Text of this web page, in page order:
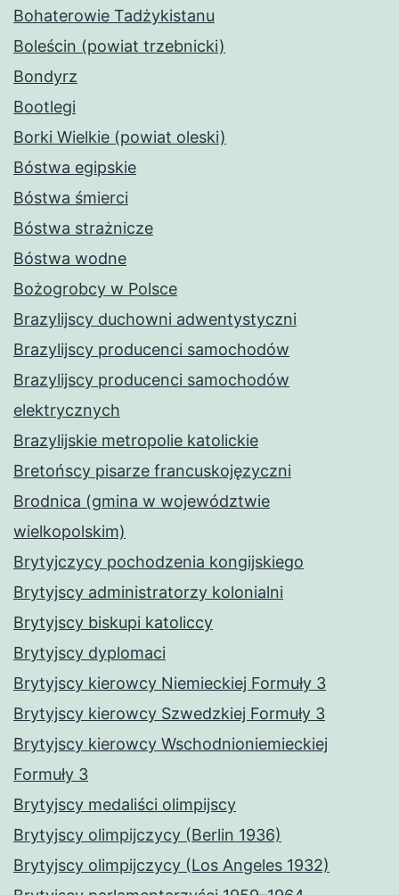
Bohaterowie Tadżykistanu
Boleścin (powiat trzebnicki)
Bondyrz
Bootlegi
Borki Wielkie (powiat oleski)
Bóstwa egipskie
Bóstwa śmierci
Bóstwa strażnicze
Bóstwa wodne
Bożogrobcy w Polsce
Brazylijscy duchowni adwentystyczni
Brazylijscy producenci samochodów
Brazylijscy producenci samochodów
elektrycznych
Brazylijskie metropolie katolickie
Bretońscy pisarze francuskojęzyczni
Brodnica (gmina w województwie
wielkopolskim)
Brytyjczycy pochodzenia kongijskiego
Brytyjscy administratorzy kolonialni
Brytyjscy biskupi katoliccy
Brytyjscy dyplomaci
Brytyjscy kierowcy Niemieckiej Formuły 3
Brytyjscy kierowcy Szwedzkiej Formuły 3
Brytyjscy kierowcy Wschodnioniemieckiej
Formuły 3
Brytyjscy medaliści olimpijscy
Brytyjscy olimpijczycy (Berlin 1936)
Brytyjscy olimpijczycy (Los Angeles 1932)